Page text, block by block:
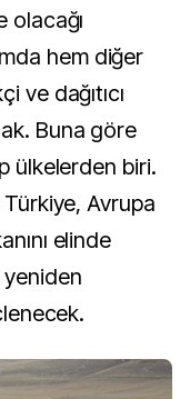
olacağı
hem diğer
ve dağıtıcı
Buna göre
ülkelerden biri.
Avrupa
elinde